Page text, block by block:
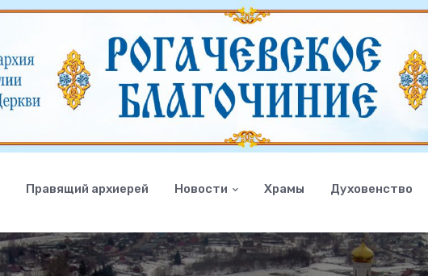
Правящий архиерей Новости Храмы Духовенство